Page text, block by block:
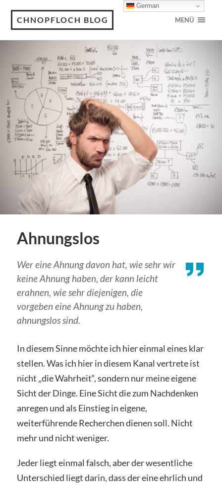
CHNOPFLOCH BLOG MENÜ
Ahnungslos
Wer eine Ahnung davon hat, wie sehr wir
keine Ahnung haben, der kann leicht
erahnen, wie sehr diejenigen, die
vorgeben eine Ahnung zu haben,
ahnungslos sind.
In diesem Sinne möchte ich hier einmal eines klar
stellen. Was ich hier in diesem Kanal vertrete ist
nicht „die Wahrheit“, sondern nur meine eigene
Sicht der Dinge. Eine Sicht die zum Nachdenken
anregen und als Einstieg in eigene,
weiterführende Recherchen dienen soll. Nicht
mehr und nicht weniger.
Jeder liegt einmal falsch, aber der wesentliche
Unterschied liegt darin, dass der eine ehrlich und
German